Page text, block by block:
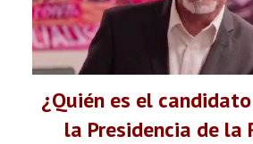
¿Quién es el
la Presidencia de la